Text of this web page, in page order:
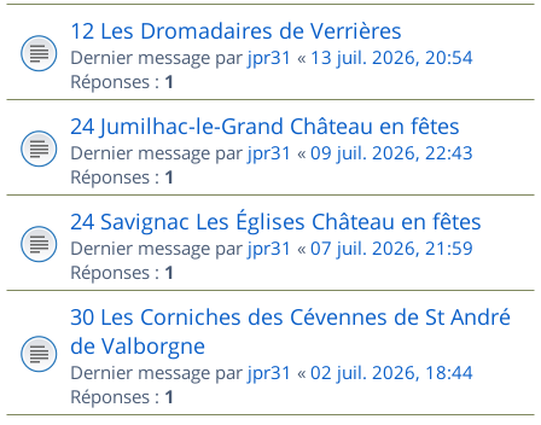
12 Les Dromadaires de Verrières
Dernier message par jpr31 « 13 juil. 2026, 20:54
Réponses : 1
24 Jumilhac-le-Grand Château en fêtes
Dernier message par jpr31 « 09 juil. 2026, 22:43
Réponses : 1
24 Savignac Les Églises Château en fêtes
Dernier message par jpr31 « 07 juil. 2026, 21:59
Réponses : 1
30 Les Corniches des Cévennes de St André
de Valborgne
Dernier message par jpr31 « 02 juil. 2026, 18:44
Réponses : 1